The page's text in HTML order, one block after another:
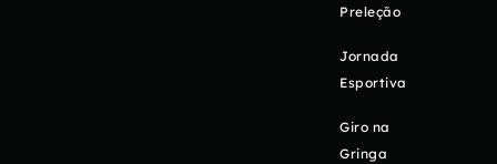
Preleção
Jornada
Esportiva
Giro na
Gringa